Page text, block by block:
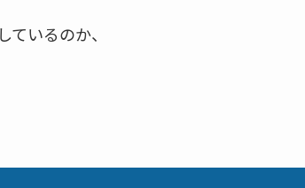
いるのか、